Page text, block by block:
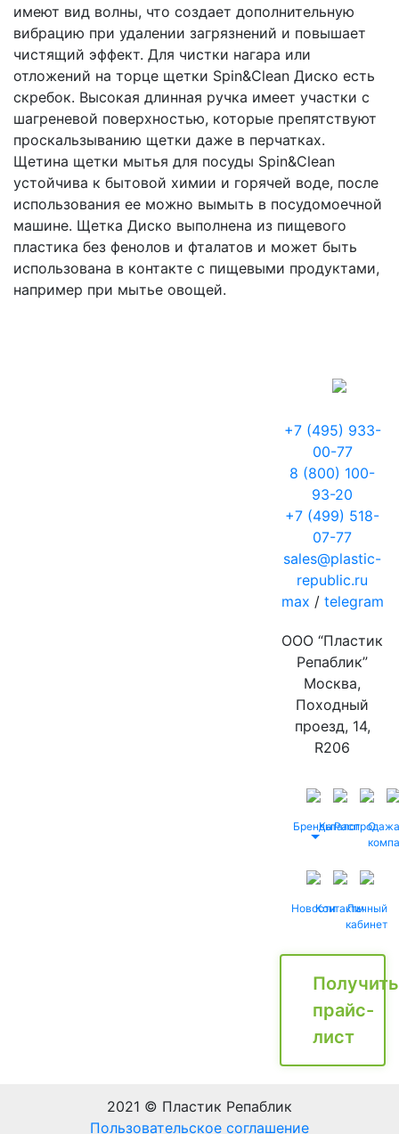
имеют вид волны, что создает дополнительную
вибрацию при удалении загрязнений и повышает
чистящий эффект. Для чистки нагара или
отложений на торце щетки Spin&Clean Диско есть
скребок. Высокая длинная ручка имеет участки с
шагреневой поверхностью, которые препятствуют
проскальзыванию щетки даже в перчатках.
Щетина щетки мытья для посуды Spin&Clean
устойчива к бытовой химии и горячей воде, после
использования ее можно вымыть в посудомоечной
машине. Щетка Диско выполнена из пищевого
пластика без фенолов и фталатов и может быть
использована в контакте с пищевыми продуктами,
например при мытье овощей.
+7 (495) 933-
00-77
8 (800) 100-
93-20
+7 (499) 518-
07-77
sales@plastic-
republic.ru
max / telegram
ООО “Пластик
Репаблик”
Москва,
Походный
проезд, 14,
R206
БрендыКаталог
Распродажа
О
НовостиКонтактыЛичный
кабинет
Получить
прайс-
лист
2021 © Пластик Репаблик
Пользовательское соглашение